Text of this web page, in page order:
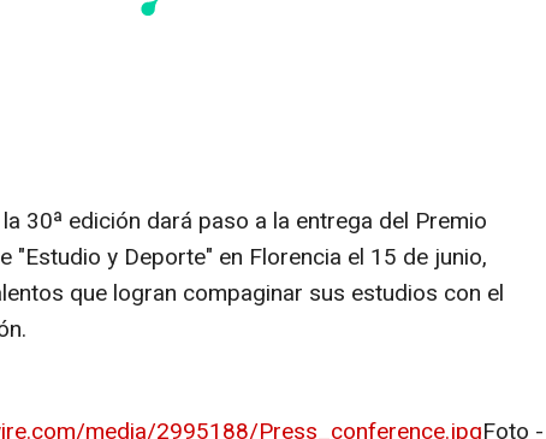
30ª edición dará paso a la entrega del Premio
"Estudio y Deporte" en Florencia el 15 de junio,
que logran compaginar sus estudios con el
media/2995188/Press_conference.jpgFoto -